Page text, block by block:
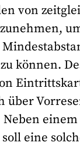
von
können.
über
eine